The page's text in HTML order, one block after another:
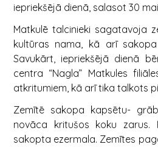
iepriekšējā dienā, salasot 30
Matkulē talcinieki sagatavoja
kultūras nama, kā arī
Savukārt, iepriekšējā dienā
centra “Nagla” Matkules
atkritumiem, kā arī tika talkots
Zemītē sakopa kapsētu-
novāca kritušos koku zarus.
sakopta ezermala. Zemītes